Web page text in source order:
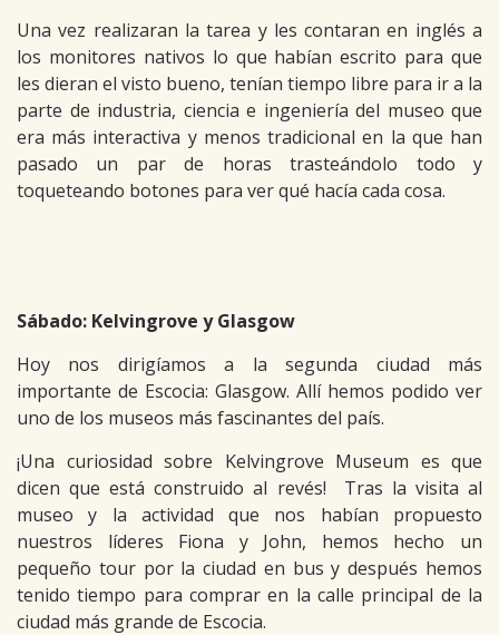
Una vez realizaran la tarea y les contaran en inglés a
los monitores nativos lo que habían escrito para que
les dieran el visto bueno, tenían tiempo libre para ir a la
parte de industria, ciencia e ingeniería del museo que
era más interactiva y menos tradicional en la que han
pasado un par de horas trasteándolo todo y
toqueteando botones para ver qué hacía cada cosa.
Sábado: Kelvingrove y Glasgow
Hoy nos dirigíamos a la segunda ciudad más
importante de Escocia: Glasgow. Allí hemos podido ver
uno de los museos más fascinantes del país.
¡Una curiosidad sobre Kelvingrove Museum es que
dicen que está construido al revés! Tras la visita al
museo y la actividad que nos habían propuesto
nuestros líderes Fiona y John, hemos hecho un
pequeño tour por la ciudad en bus y después hemos
tenido tiempo para comprar en la calle principal de la
ciudad más grande de Escocia.